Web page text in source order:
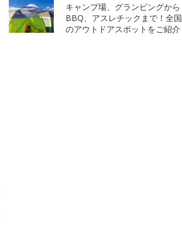
キャンプ場、グランピングから
BBQ、アスレチックまで！全国
のアウトドアスポットをご紹介